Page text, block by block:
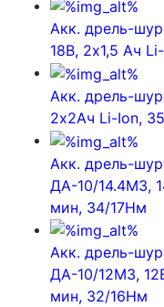
Акк. дрель-
18В, 2х1,5 Ач
Акк. дрель-
2х2Ач Li-Ion,
Акк. дрель-
ДА-10/14.4М3,
мин, 34/17Нм
Акк. дрель-
ДА-10/12М3,
мин, 32/16Нм